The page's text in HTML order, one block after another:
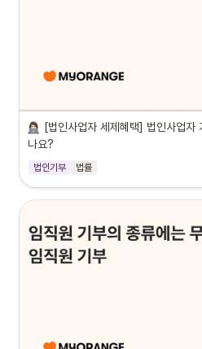
[법인사업자 세제혜택] 법인사업자
나요?
법인기부 법률